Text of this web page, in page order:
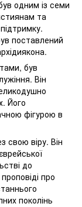
одним із семи
та
поставлений
був
Він
Його
фігурою в
свою віру. Він
до
про
поколінь